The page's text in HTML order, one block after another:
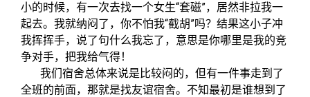
小的时候，有一次去找一个女生“套磁”，居然非拉我一
起去。我就纳闷了，你不怕我“截胡”吗？结果这小子冲
我挥挥手，说了句什么我忘了，意思是你哪里是我的竞
争对手，把我给气得！
我们宿舍总体来说是比较闷的，但有一件事走到了
全班的前面，那就是找友谊宿舍。不知最初是谁想到了